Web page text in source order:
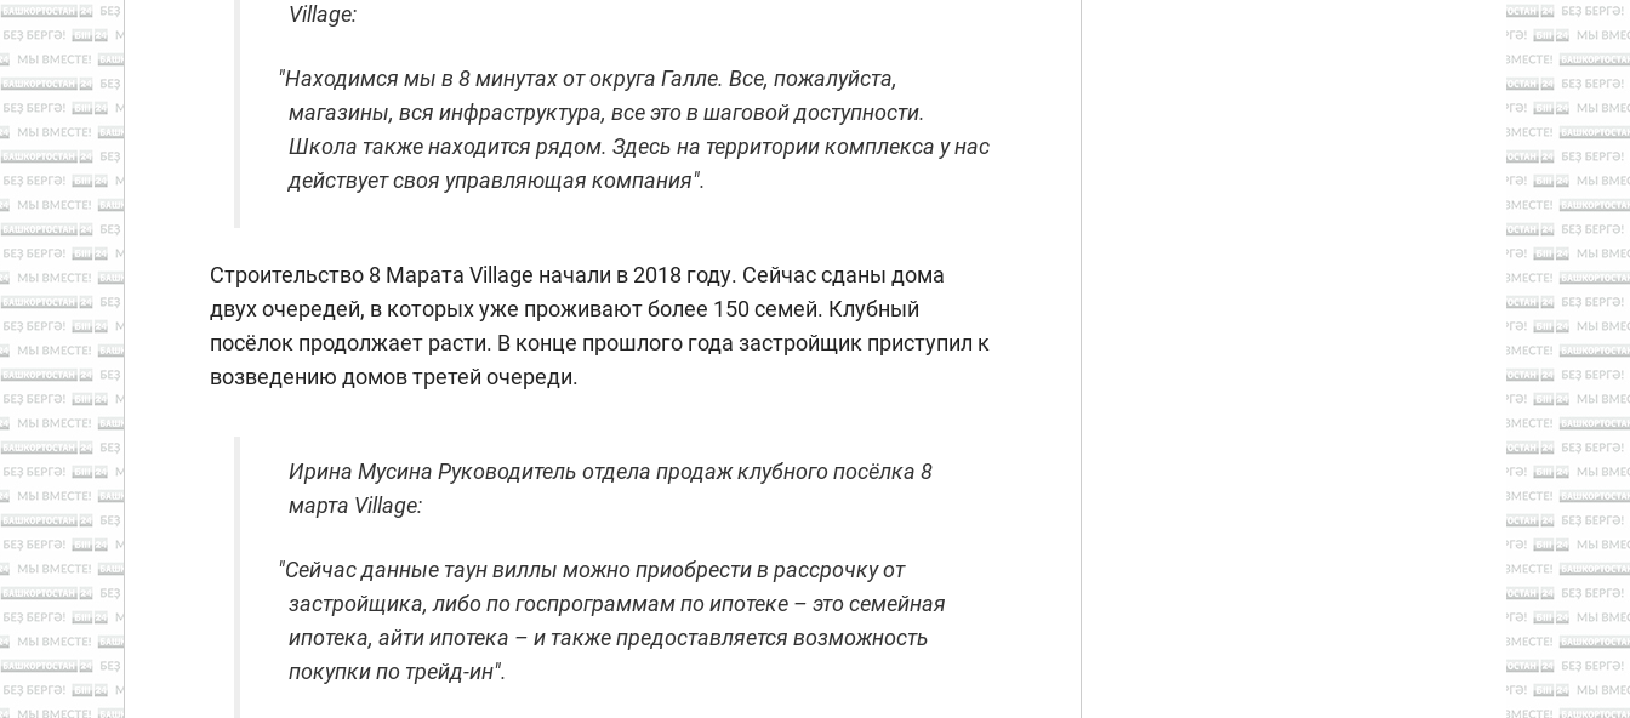
Village:
"Находимся мы в 8 минутах от округа Галле. Все, пожалуйста,
магазины, вся инфраструктура, все это в шаговой доступности.
Школа также находится рядом. Здесь на территории комплекса у нас
действует своя управляющая компания".
Строительство 8 Марата Village начали в 2018 году. Сейчас сданы дома
двух очередей, в которых уже проживают более 150 семей. Клубный
посёлок продолжает расти. В конце прошлого года застройщик приступил к
возведению домов третей очереди.
Ирина Мусина Руководитель отдела продаж клубного посёлка 8
марта Village:
"Сейчас данные таун виллы можно приобрести в рассрочку от
застройщика, либо по госпрограммам по ипотеке – это семейная
ипотека, айти ипотека – и также предоставляется возможность
покупки по трейд-ин".